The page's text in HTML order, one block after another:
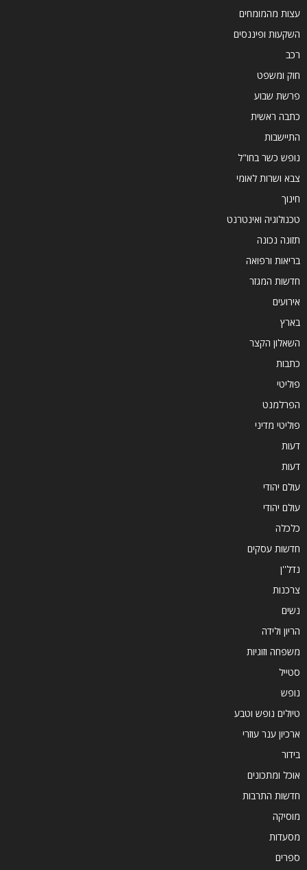
עצות מהמומחים
השקעות ופיננסים
רכב
חוק ומשפט
פרשת שבוע
כתבה ראשית
התיישבות
נופש כשר בחו"ל
צבא ושרות לאומי
חינוך
טכנולוגיה ואינטרנט
תזונה נכונה
בריאות ורפואה
חדשות המגזר
אירועים
בארץ
השאלון הקצר
כתבות
פוליטי
הפרלמנט
פוליטי מדיני
דעות
דעות
עולם יהודי
עולם יהודי
כלכלה
חדשות עסקים
נדל''ן
צרכנות
נשים
הריון ולידה
משפחה וזוגיות
סטייל
נופש
טיולים נופש וטבע
ארכיון ענר עוזרי
בידור
אוכל ומתכונים
חדשות התרבות
מוסיקה
מסעדות
ספרים